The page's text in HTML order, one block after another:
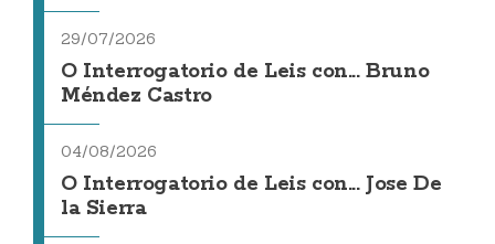
29/07/2026
O Interrogatorio de Leis con... Bruno
Méndez Castro
04/08/2026
O Interrogatorio de Leis con... Jose De
la Sierra